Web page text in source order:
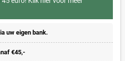
uw eigen bank.
€45,-